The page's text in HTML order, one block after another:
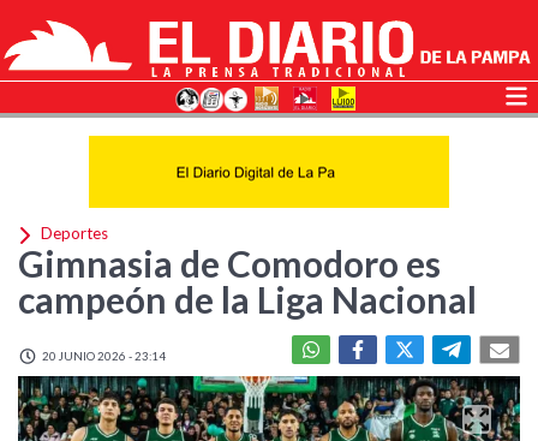
Deportes
Gimnasia de Comodoro es
campeón de la Liga Nacional
20 JUNIO 2026 - 23:14